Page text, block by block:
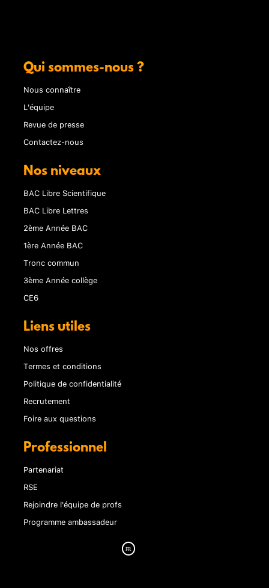
Qui sommes-nous ?
Nous connaître
L'équipe
Revue de presse
Contactez-nous
Nos niveaux
BAC Libre Scientifique
BAC Libre Lettres
2ème Année BAC
1ère Année BAC
Tronc commun
3ème Année collège
CE6
Liens utiles
Nos offres
Termes et conditions
Politique de confidentialité
Recrutement
Foire aux questions
Professionnel
Partenariat
RSE
Rejoindre l'équipe de profs
Programme ambassadeur